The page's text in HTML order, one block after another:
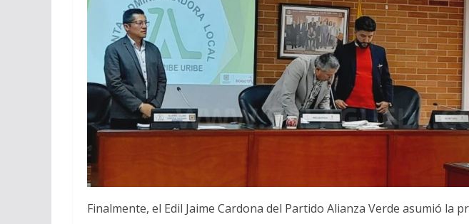
Finalmente, el Edil Jaime Cardona del Partido Alianza Verde asumió la